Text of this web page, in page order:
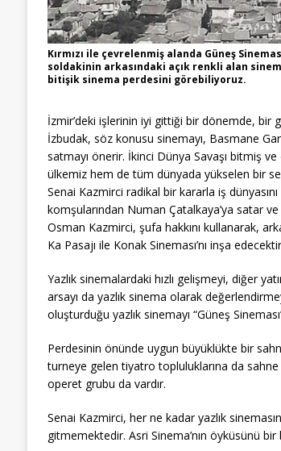
Kırmızı ile çevrelenmiş alanda Güneş
soldakinin arkasındaki açık renkli alan
bitişik sinema perdesini görebiliyoruz.
İzmir’deki işlerinin iyi gittiği bir dönemde, bir
İzbudak, söz konusu sinemayı, Basmane
satmayı önerir. İkinci Dünya Savaşı bitmiş
ülkemiz hem de tüm dünyada yükselen bir
Senai Kazmirci radikal bir kararla iş
komşularından Numan Çatalkaya’ya satar ve
Osman Kazmirci, şufa hakkını kullanarak,
Ka Pasajı ile Konak Sineması’nı inşa
Yazlık sinemalardaki hızlı gelişmeyi, diğer
arsayı da yazlık sinema olarak
oluşturduğu yazlık sinemayı “Güneş
Perdesinin önünde uygun büyüklükte bir
turneye gelen tiyatro topluluklarına da
operet grubu da vardır.
Senai Kazmirci, her ne kadar yazlık
gitmemektedir. Asri Sinema’nın öyküsünü